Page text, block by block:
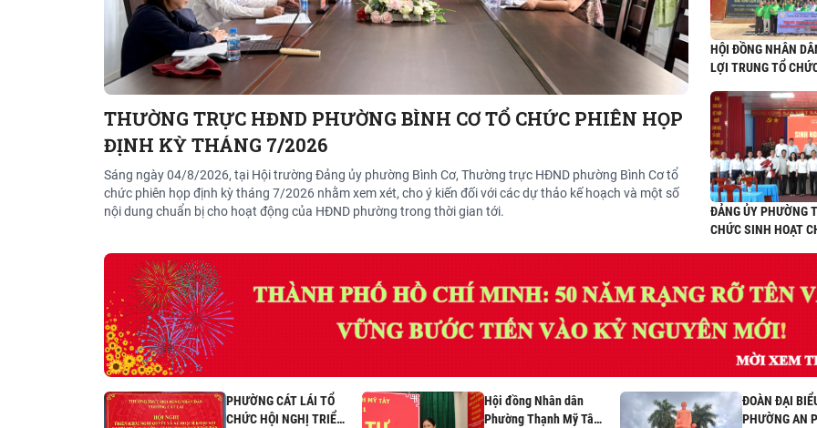
THƯỜNG TRỰC HĐND PHƯỜNG BÌNH CƠ TỔ CHỨC PHIÊN HỌP
ĐỊNH KỲ THÁNG 7/2026
Sáng ngày 04/8/2026, tại Hội trường Đảng ủy phường Bình Cơ, Thường trực HĐND phường Bình Cơ tổ
chức phiên họp định kỳ tháng 7/2026 nhằm xem xét, cho ý kiến đối với các dự thảo kế hoạch và một số
nội dung chuẩn bị cho hoạt động của HĐND phường trong thời gian tới.
HỘI ĐỒNG NHÂN
LỢI TRUNG TỔ
TẠI ĐẶC KHU CÔN
ĐẢNG ỦY PHƯỜNG
CHỨC SINH HOẠT
PHƯỜNG CÁT LÁI TỔ
CHỨC HỘI NGHỊ TRIỂN
Hội đồng Nhân dân
Phường Thạnh Mỹ Tây
ĐOÀN ĐẠI
PHƯỜNG AN